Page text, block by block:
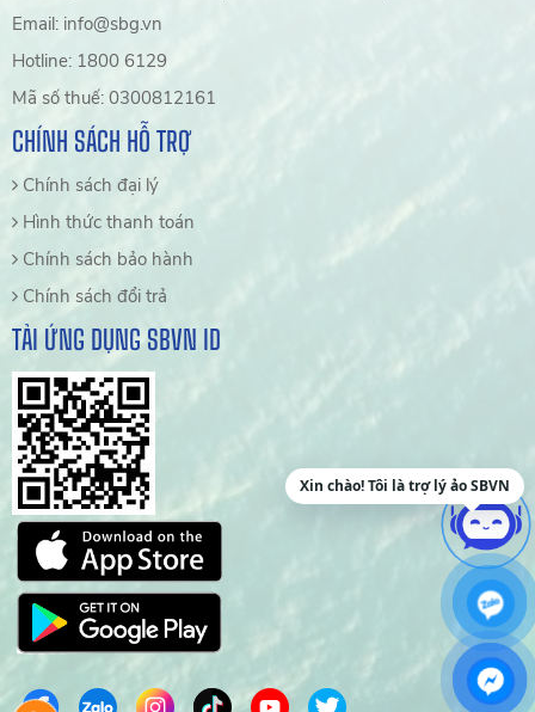
Email: info@sbg.vn
Hotline: 1800 6129
Mã số thuế: 0300812161
CHÍNH SÁCH HỖ TRỢ
Chính sách đại lý
Hình thức thanh toán
Chính sách bảo hành
Chính sách đổi trả
TẢI ỨNG DỤNG SBVN ID
Xin chào! Tôi là trợ lý ảo SBVN